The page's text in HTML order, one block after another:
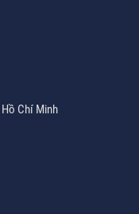
Chí Minh